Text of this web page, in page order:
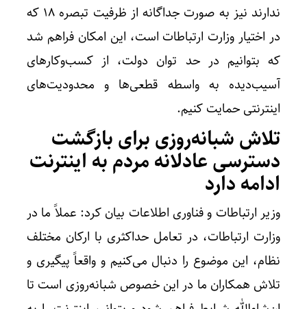
ندارند نیز به صورت جداگانه از ظرفیت تبصره ۱۸ که
در اختیار وزارت ارتباطات است، این امکان فراهم شد
که بتوانیم در حد توان دولت، از کسب‌وکارهای
آسیب‌دیده به واسطه قطعی‌ها و محدودیت‌های
اینترنتی حمایت کنیم.
تلاش شبانه‌روزی برای بازگشت
دسترسی عادلانه مردم به اینترنت
ادامه دارد
وزیر ارتباطات و فناوری اطلاعات بیان کرد: عملاً ما در
وزارت ارتباطات، در تعامل حداکثری با ارکان مختلف
نظام، این موضوع را دنبال می‌کنیم و واقعاً پیگیری و
تلاش همکاران ما در این خصوص شبانه‌روزی است تا